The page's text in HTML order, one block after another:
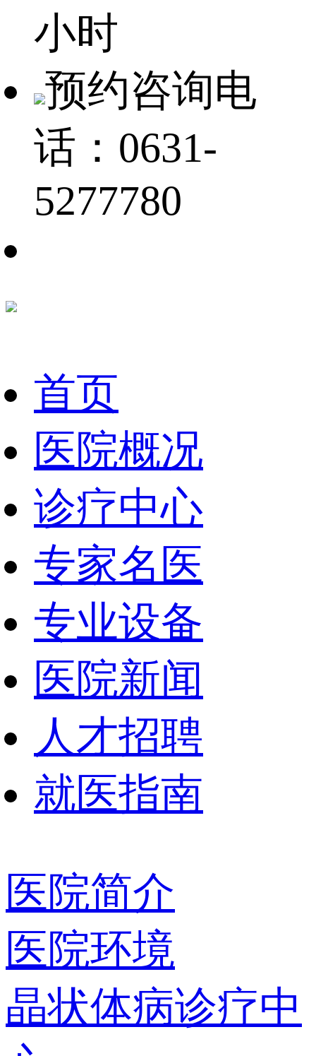
小时
预约咨询电
话：0631-
5277780
首页
医院概况
诊疗中心
专家名医
专业设备
医院新闻
人才招聘
就医指南
医院简介
医院环境
晶状体病诊疗中